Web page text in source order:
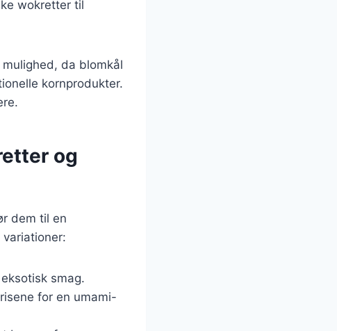
wokretter til
da blomkål
kornprodukter.
og
dem til en
smag.
for en umami-